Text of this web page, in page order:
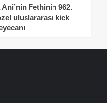
Ani’nin Fethinin 962.
uluslararası kick